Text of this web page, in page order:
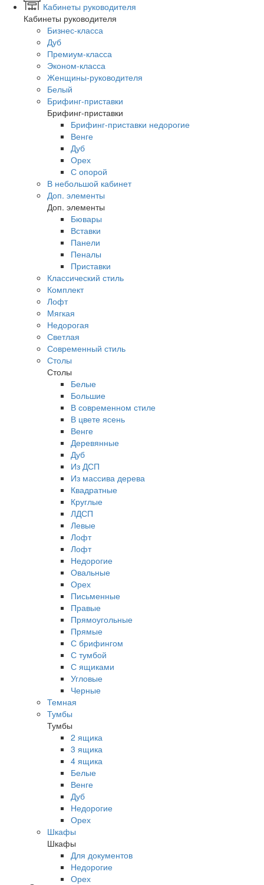
Кабинеты руководителя
Кабинеты руководителя
Бизнес-класса
Дуб
Премиум-класса
Эконом-класса
Женщины-руководителя
Белый
Брифинг-приставки
Брифинг-приставки
Брифинг-приставки недорогие
Венге
Дуб
Орех
С опорой
В небольшой кабинет
Доп. элементы
Доп. элементы
Бювары
Вставки
Панели
Пеналы
Приставки
Классический стиль
Комплект
Лофт
Мягкая
Недорогая
Светлая
Современный стиль
Столы
Столы
Белые
Большие
В современном стиле
В цвете ясень
Венге
Деревянные
Дуб
Из ДСП
Из массива дерева
Квадратные
Круглые
ЛДСП
Левые
Лофт
Лофт
Недорогие
Овальные
Орех
Письменные
Правые
Прямоугольные
Прямые
С брифингом
С тумбой
С ящиками
Угловые
Черные
Темная
Тумбы
Тумбы
2 ящика
3 ящика
4 ящика
Белые
Венге
Дуб
Недорогие
Орех
Шкафы
Шкафы
Для документов
Недорогие
Орех